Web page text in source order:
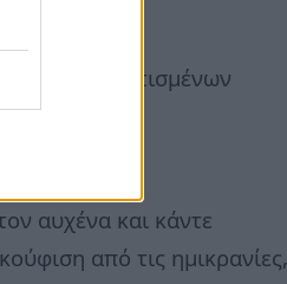
των τραυματισμένων
αυχένα και κάντε
από τις ημικρανίες,